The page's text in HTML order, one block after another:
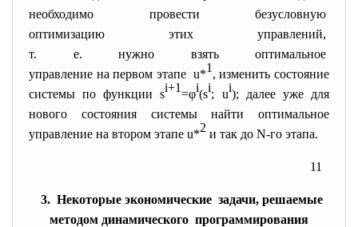
необходимо провести безусловную
оптимизацию этих управлений,
т. е. нужно взять оптимальное
управление на первом этапе u*1 , изменить состояние
системы по функции si+1 =φi(si; ui); далее уже для
нового состояния системы найти оптимальное
управление на втором этапе u*2 и так до N-го этапа.
11
3. Некоторые экономические задачи, решаемые
методом динамического программирования